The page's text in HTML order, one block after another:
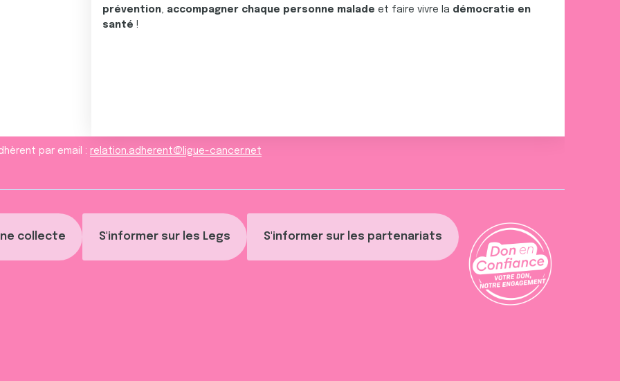
collecte S'informer sur les Legs S'informer sur les partenariats
prévention, accompagner chaque personne malade et faire vivre la démocratie en
santé !
par email : relation.adherent@ligue-cancer.net